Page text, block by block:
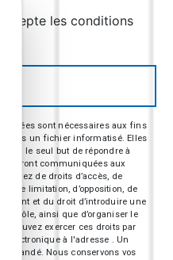
Masquer le
les conditions
sont nécessaires aux fins
dans un fichier informatisé. Elles
le seul but de répondre à
seront communiquées aux
de droits d’accès, de
de limitation, d’opposition, de
et du droit d’introduire une
ainsi que d’organiser le
pouvez exercer ces droits par
électronique à l'adresse . Un
Nous conservons vos